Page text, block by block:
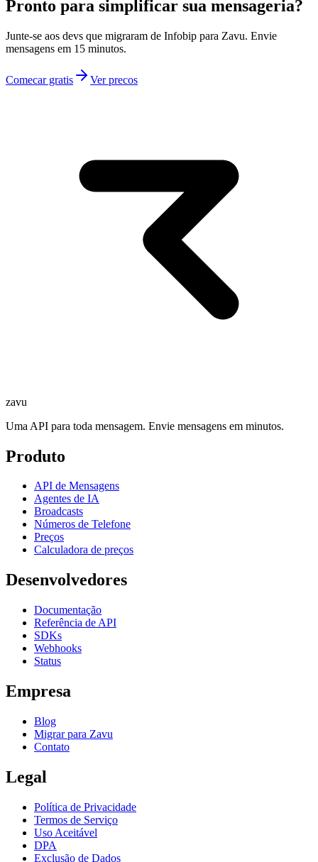
Pronto para simplificar sua mensageria?
Junte-se aos devs que migraram de Infobip para Zavu. Envie
mensagens em 15 minutos.
Comecar gratis Ver precos
zavu
Uma API para toda mensagem. Envie mensagens em minutos.
Produto
API de Mensagens
Agentes de IA
Broadcasts
Números de Telefone
Preços
Calculadora de preços
Desenvolvedores
Documentação
Referência de API
SDKs
Webhooks
Status
Empresa
Blog
Migrar para Zavu
Contato
Legal
Política de Privacidade
Termos de Serviço
Uso Aceitável
DPA
Exclusão de Dados